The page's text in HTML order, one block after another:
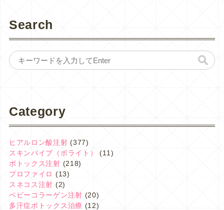
Search
Category
ヒアルロン酸注射 (377)
スキンバイブ（ボライト）
(11)
ボトックス注射 (218)
プロファイロ (13)
スネコス注射 (2)
ベビーコラーゲン注射 (20)
多汗症ボトックス治療 (12)